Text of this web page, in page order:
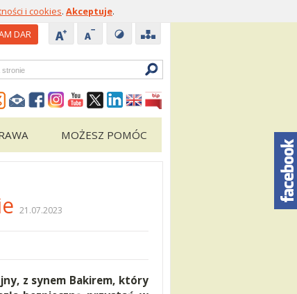
i cookies. Akceptuje.
DAR
MOŻESZ POMÓC
21.07.2023
z synem Bakirem, który